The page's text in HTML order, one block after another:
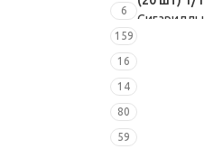
6
159
16
14
80
59